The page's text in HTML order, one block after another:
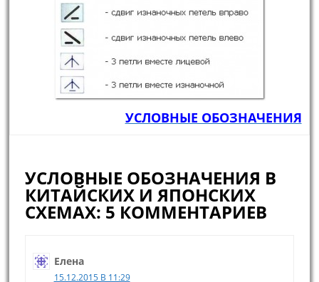
УСЛОВНЫЕ ОБОЗНАЧЕНИЯ
УСЛОВНЫЕ ОБОЗНАЧЕНИЯ В
КИТАЙСКИХ И ЯПОНСКИХ
СХЕМАХ: 5 КОММЕНТАРИЕВ
Елена
15.12.2015 В 11:29